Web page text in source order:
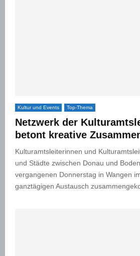
Kultur und Events Top-Thema
Netzwerk der
betont kreative
Kulturamtsleiterinnen und
und Städte zwischen Donau und
vergangenen Donnerstag in Wangen
ganztägigen Austausch